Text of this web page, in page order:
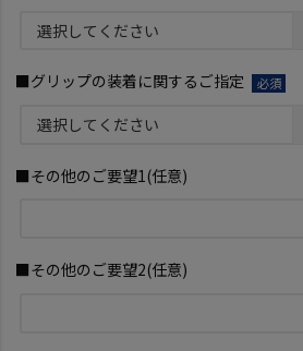
■グリップの装着に関するご指定
■その他のご要望1(任意)
■その他のご要望2(任意)